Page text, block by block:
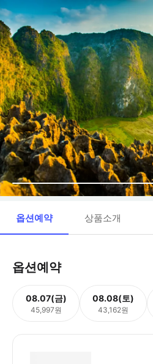
옵션예약 상품소개
옵션예약
08.07(금)
45,997원
08.08(토)
43,162원